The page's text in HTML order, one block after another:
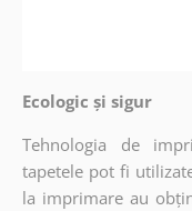
Ecologic și sigur
Tehnologia de
tapetele pot fi
la imprimare au